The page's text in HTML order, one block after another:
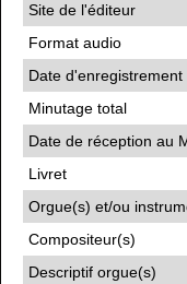
Site de l'éditeur
Format audio
Date d'enregistrement
Minutage total
Date de réception au
Livret
Orgue(s) et/ou
Compositeur(s)
Descriptif orgue(s)